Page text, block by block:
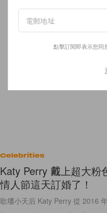
Celebrities
Katy Perry 戴上超大粉
情人節這天訂婚了！
歌壇小天后 Katy Perry 從 2016
點擊訂閱即表示您同